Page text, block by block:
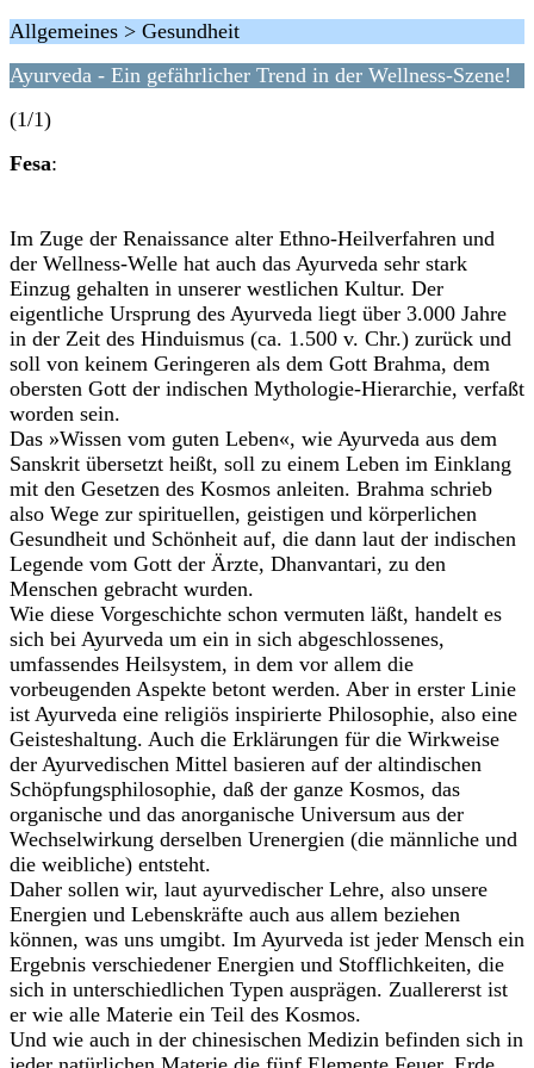
Allgemeines > Gesundheit
Ayurveda - Ein gefährlicher Trend in der Wellness-Szene!
(1/1)
Fesa:
Im Zuge der Renaissance alter Ethno-Heilverfahren und
der Wellness-Welle hat auch das Ayurveda sehr stark
Einzug gehalten in unserer westlichen Kultur. Der
eigentliche Ursprung des Ayurveda liegt über 3.000 Jahre
in der Zeit des Hinduismus (ca. 1.500 v. Chr.) zurück und
soll von keinem Geringeren als dem Gott Brahma, dem
obersten Gott der indischen Mythologie-Hierarchie, verfaßt
worden sein.
Das »Wissen vom guten Leben«, wie Ayurveda aus dem
Sanskrit übersetzt heißt, soll zu einem Leben im Einklang
mit den Gesetzen des Kosmos anleiten. Brahma schrieb
also Wege zur spirituellen, geistigen und körperlichen
Gesundheit und Schönheit auf, die dann laut der indischen
Legende vom Gott der Ärzte, Dhanvantari, zu den
Menschen gebracht wurden.
Wie diese Vorgeschichte schon vermuten läßt, handelt es
sich bei Ayurveda um ein in sich abgeschlossenes,
umfassendes Heilsystem, in dem vor allem die
vorbeugenden Aspekte betont werden. Aber in erster Linie
ist Ayurveda eine religiös inspirierte Philosophie, also eine
Geisteshaltung. Auch die Erklärungen für die Wirkweise
der Ayurvedischen Mittel basieren auf der altindischen
Schöpfungsphilosophie, daß der ganze Kosmos, das
organische und das anorganische Universum aus der
Wechselwirkung derselben Urenergien (die männliche und
die weibliche) entsteht.
Daher sollen wir, laut ayurvedischer Lehre, also unsere
Energien und Lebenskräfte auch aus allem beziehen
können, was uns umgibt. Im Ayurveda ist jeder Mensch ein
Ergebnis verschiedener Energien und Stofflichkeiten, die
sich in unterschiedlichen Typen ausprägen. Zuallererst ist
er wie alle Materie ein Teil des Kosmos.
Und wie auch in der chinesischen Medizin befinden sich in